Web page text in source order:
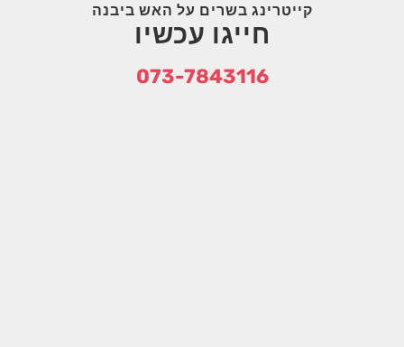
קייטרינג בשרים על האש ביבנה
חייגו עכשיו
073-7843116